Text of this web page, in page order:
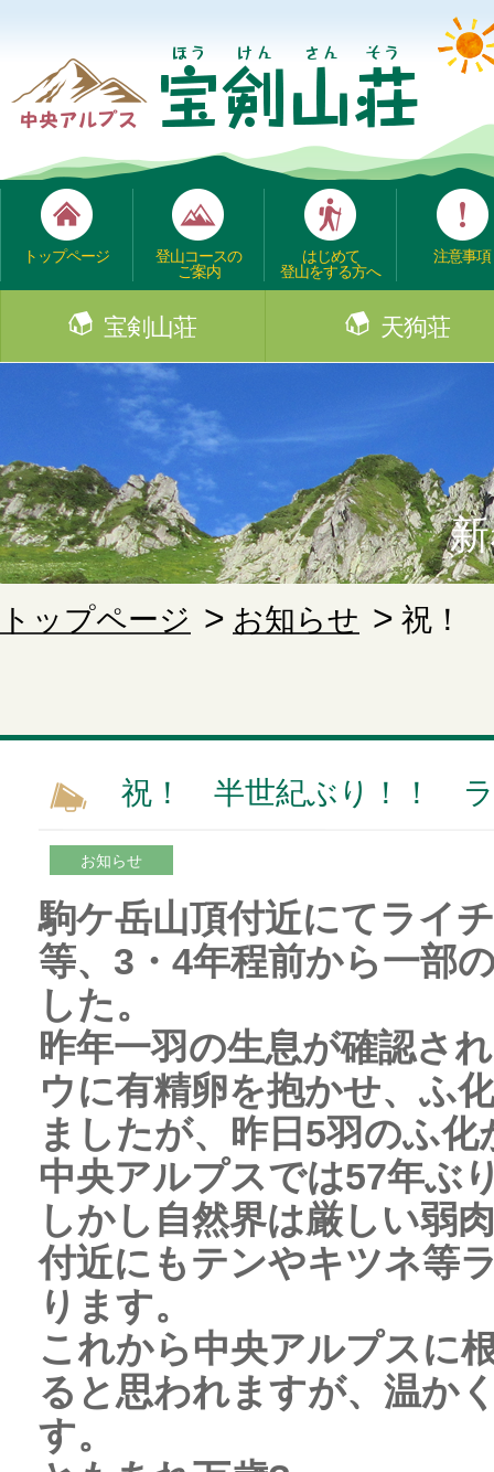
トップページ
登山コースの
ご案内
はじめて
登山をする方へ
注意事項
宝剣山荘 天狗荘
トップページ お知らせ 祝！
祝！ 半世紀ぶり！！ ラ
お知らせ
駒ケ岳山頂付近にてライ
等、3・4年程前から一部
した。
昨年一羽の生息が確認さ
ウに有精卵を抱かせ、ふ
ましたが、昨日5羽のふ
中央アルプスでは57年ぶ
しかし自然界は厳しい弱
付近にもテンやキツネ等
ります。
これから中央アルプスに
ると思われますが、温か
す。